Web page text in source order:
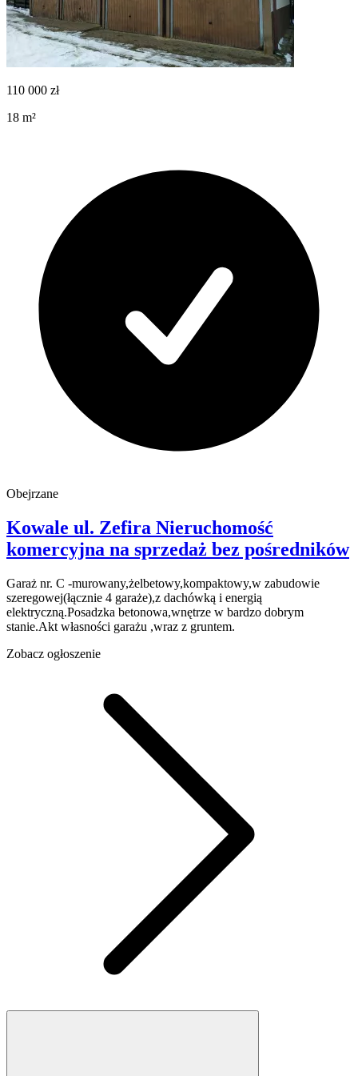
110 000 zł
18 m²
Obejrzane
Kowale ul. Zefira Nieruchomość
komercyjna na sprzedaż bez pośredników
Garaż nr. C -murowany,żelbetowy,kompaktowy,w zabudowie
szeregowej(łącznie 4 garaże),z dachówką i energią
elektryczną.Posadzka betonowa,wnętrze w bardzo dobrym
stanie.Akt własności garażu ,wraz z gruntem.
Zobacz ogłoszenie